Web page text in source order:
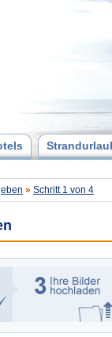
» Schritt 1 von 4